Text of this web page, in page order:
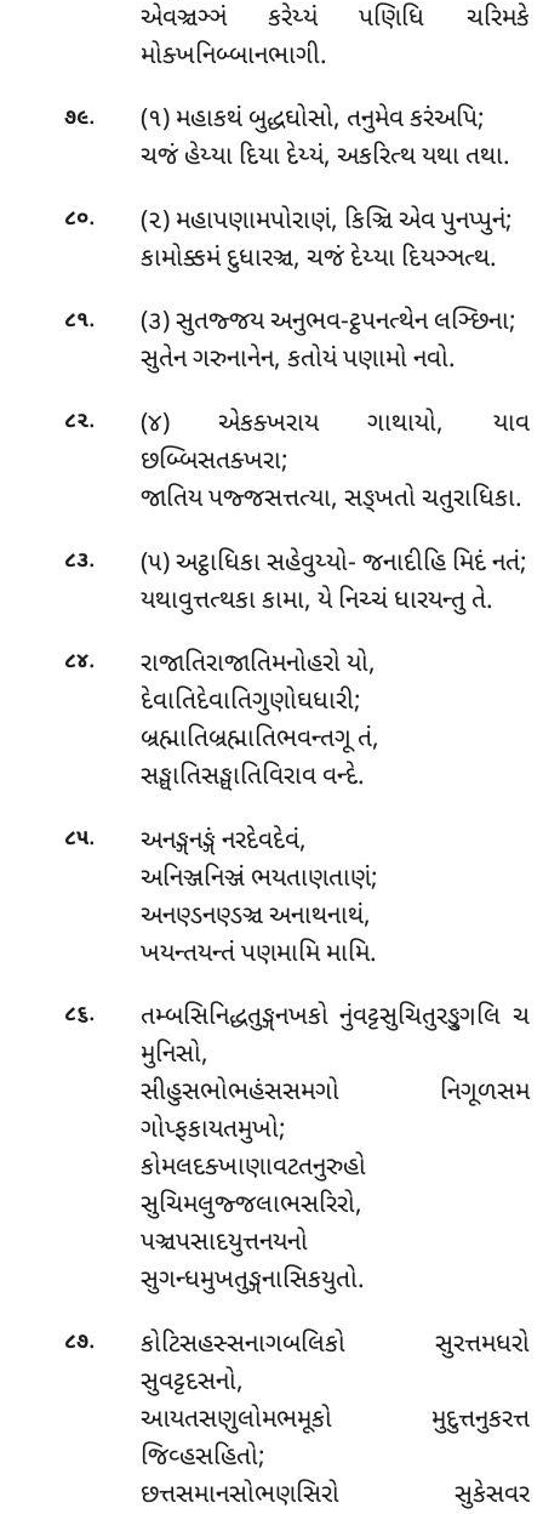
એવઞ્ચઞ્ઞં કરેય્યં પણિધિ ચરિમકે
મોક્ખનિબ્બાનભાગી.
૭૯.
(૧) મહાકથં બુદ્ધઘોસો, તનુમેવ કરંઅપિ;
ચજં હેય્યા દિયા દેય્યં, અકરિત્થ યથા તથા.
૮૦.
(૨) મહાપણામપોરાણં, કિઞ્ચિ એવ પુનપ્પુનં;
કામોક્કમં દુધારઞ્ચ, ચજં દેય્યા દિયઞ્ઞત્થ.
૮૧.
(૩) સુતજ્જય અનુભવ-ટ્ઠપનત્થેન લઞ્છિના;
સુતેન ગરુનાનેન, કતોયં પણામો નવો.
૮૨.
(૪) એકક્ખરાય ગાથાયો, યાવ
છબ્બિસતક્ખરા;
જાતિય પજ્જસત્તત્યા, સઙ્ખતો ચતુરાધિકા.
૮૩.
(૫) અટ્ઠાધિકા સહેવુય્યો- જનાદીહિ મિદં નતં;
યથાવુત્તત્થકા કામા, યે નિચ્ચં ધારયન્તુ તે.
૮૪.
રાજાતિરાજાતિમનોહરો યો,
દેવાતિદેવાતિગુણોઘધારી;
બ્રહ્માતિબ્રહ્માતિભવન્તગૂ તં,
સઙ્ઘાતિસઙ્ઘાતિવિરાવ વન્દે.
૮૫.
અનઙ્ગનઙ્ગં નરદેવદેવં,
અનિઞ્જનિઞ્જં ભયતાણતાણં;
અનણ્ડનણ્ડઞ્ચ અનાથનાથં,
ખયન્તયન્તં પણમામિ મામિ.
૮૬.
તમ્બસિનિદ્ધતુઙ્ગનખકો નુંવટ્ટસુચિતુરઙ્ગુલિ ચ
મુનિસો,
સીહુસભોભહંસસમગો નિગૂળસમ
ગોપ્ફકાયતમુખો;
કોમલદક્ખાણાવટતનુરુહો
સુચિમલુજ્જલાભસરિરો,
પઞ્ચપસાદયુત્તનયનો
સુગન્ધમુખતુઙ્ગનાસિકયુતો.
૮૭. કોટિસહસ્સનાગબલિકો સુરત્તમધરો
સુવટ્ટદસનો,
આયતસણુલોમભમૂકો મુદુત્તનુકરત્ત
જિવ્હસહિતો;
છત્તસમાનસોભણસિરો સુકેસવર